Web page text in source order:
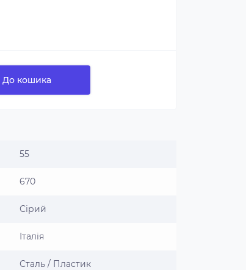
До кошика
55
670
Сірий
Італія
Сталь / Пластик